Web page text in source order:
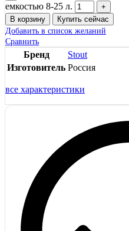
емкостью 8-25 л.
В корзину
Купить сейчас
Добавить в список желаний
Сравнить
Бренд
Stout
Изготовитель Россия
все характеристики